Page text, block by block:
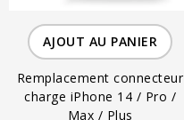
AJOUT AU PANIER
Remplacement connecteur
charge iPhone 14 / Pro /
Max / Plus